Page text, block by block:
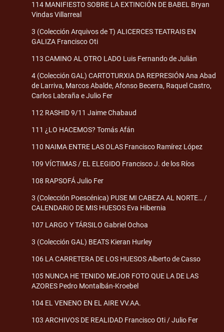
114 MANIFIESTO SOBRE LA EXTINCIÓN DE BABEL Bryan
Vindas Villarreal
3 (Colección Arquivos de T) ALICERCES TEATRAIS EN
GALIZA Francisco Oti
113 CAMINO AL OTRO LADO Luis Fernando de Julián
4 (Colección GAL) CARTOTURXIA DA REPRESIÓN Ana Abad
de Larriva, Marcos Abalde, Afonso Becerra, Raquel Castro,
Carlos Labraña e Julio Fer
112 RASHID 9/11 Jaime Chabaud
111 ¿LO HACEMOS? Tomás Afán
110 NAIMA ENTRE LAS OLAS Francisco Ramírez López
109 VÍCTIMAS / EL ELEGIDO Francisco J. de los Ríos
108 RAPSOFÁ Julio Fer
3 (Colección Poescénica) PUSE MI CABEZA AL NORTE… /
CALENDARIO DE MIS HUESOS Eva Hibernia
107 LARGO Y TÁRSILO Gabriel Ochoa
3 (Colección GAL) BEATS Kieran Hurley
106 LA CARRETERA DE LOS HUESOS Alberto de Casso
105 NUNCA HE TENIDO MEJOR FOTO QUE LA DE LAS
AZORES Pedro Montalbán-Kroebel
104 EL VENENO EN EL AIRE VV.AA.
103 ARCHIVOS DE REALIDAD Francisco Oti / Julio Fer